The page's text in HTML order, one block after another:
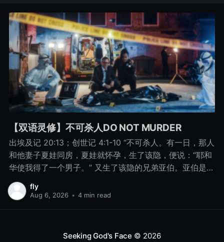
【双语灵修】不可杀人DO NOT MURDER
出埃及记 20:13；创世记 4:1-10 “不可杀人。有一日，那人
和他妻子夏娃同房，夏娃就怀孕，生了该隐，便说：“耶和
华使我得了一个男子。” 又生了该隐的兄弟亚伯。亚伯是牧
羊的，该隐是种地的。 有一日，该隐拿地里的出产为供物
献给耶和华， 亚伯也将他羊群中头生的和羊的脂油献上。
为什么发怒呢？你为什么变了脸色呢？ 你若行得好，岂不
fly
Aug 6, 2026 • 4 min read
Seeking God's Face © 2026